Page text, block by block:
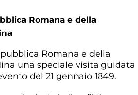
Romana e della
Romana e della
una speciale visita guidata
del 21 gennaio 1849.